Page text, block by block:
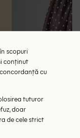
Rochie scurta
scopuri
conținut
cu
tuturor
doar
de cele strict